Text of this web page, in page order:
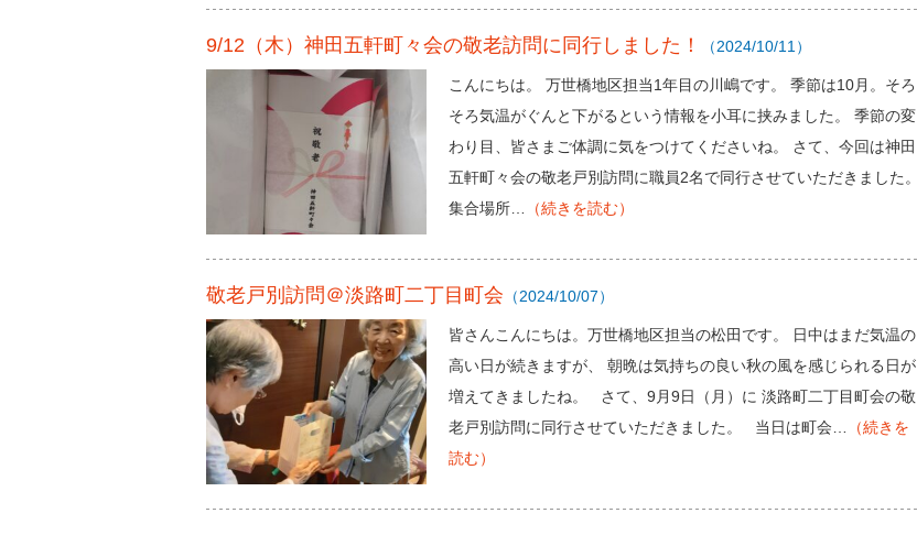
9/12（木）神田五軒町々会の敬老訪問に同行しました！ （2024/10/11）
こんにちは。 万世橋地区担当1年目の川嶋です。 季節は10月。そろ
そろ気温がぐんと下がるという情報を小耳に挟みました。 季節の変
わり目、皆さまご体調に気をつけてくださいね。 さて、今回は神田
五軒町々会の敬老戸別訪問に職員2名で同行させていただきました。
集合場所…
（続きを読む）
敬老戸別訪問＠淡路町二丁目町会 （2024/10/07）
皆さんこんにちは。万世橋地区担当の松田です。 日中はまだ気温の
高い日が続きますが、 朝晩は気持ちの良い秋の風を感じられる日が
増えてきましたね。 さて、9月9日（月）に 淡路町二丁目町会の敬
老戸別訪問に同行させていただきました。 当日は町会…
（続きを
読む）